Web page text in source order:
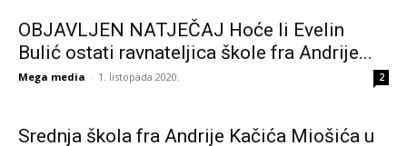
OBJAVLJEN NATJEČAJ Hoće li Evelin
Bulić ostati ravnateljica škole fra Andrije...
Mega media - 1. listopada 2020. 2
Srednja škola fra Andrije Kačića Miošića u